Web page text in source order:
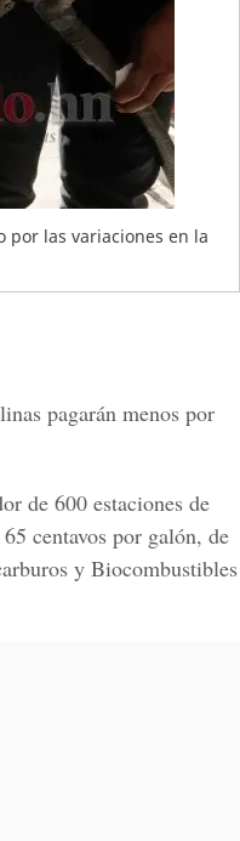
por las variaciones en la
pagarán menos por
de 600 estaciones de
centavos por galón, de
y Biocombustibles